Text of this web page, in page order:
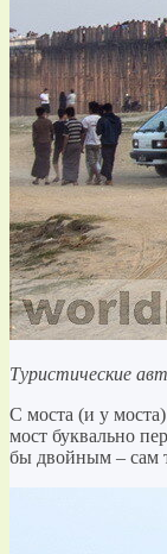
Туристические
С моста (и у
мост буквально
бы двойным – сам